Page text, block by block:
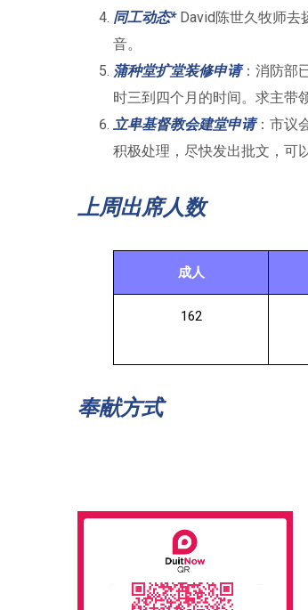
同工动态* David陈世久牧师去
音。
蒲种堂扩堂装修申请：消防部
时三到四个月的时间。求主带
立卑基督教会建堂申请：市议
积极处理，尽快发出批文，可
上周出席人数
成人
162
奉献方式